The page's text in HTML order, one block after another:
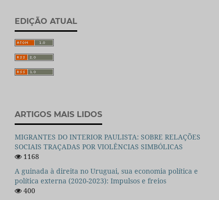
EDIÇÃO ATUAL
ARTIGOS MAIS LIDOS
MIGRANTES DO INTERIOR PAULISTA: SOBRE RELAÇÕES
SOCIAIS TRAÇADAS POR VIOLÊNCIAS SIMBÓLICAS
1168
A guinada à direita no Uruguai, sua economia política e
política externa (2020-2023): Impulsos e freios
400